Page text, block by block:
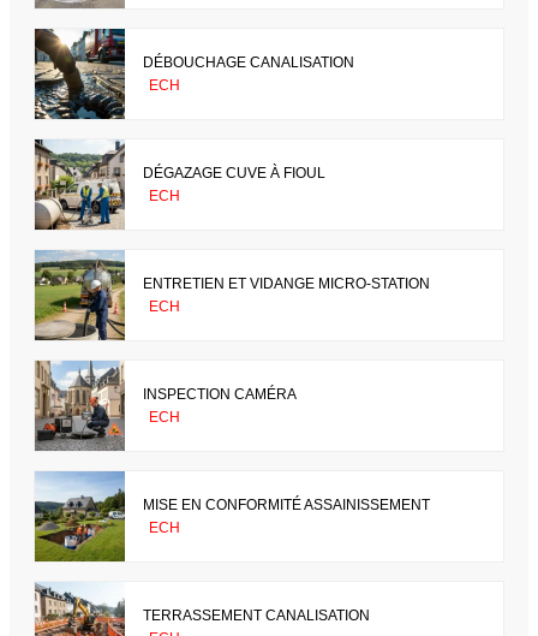
DÉBOUCHAGE CANALISATION
ECH
DÉGAZAGE CUVE À FIOUL
ECH
ENTRETIEN ET VIDANGE MICRO-STATION
ECH
INSPECTION CAMÉRA
ECH
MISE EN CONFORMITÉ ASSAINISSEMENT
ECH
TERRASSEMENT CANALISATION